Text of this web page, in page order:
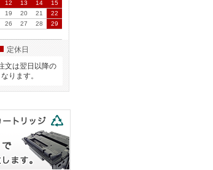
12 13 14
15
19 20 21
22
26 27 28
29
定休日
文は翌日以降の
ります。